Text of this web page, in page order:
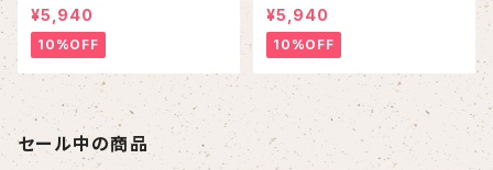
¥5,940
10%OFF
¥5,940
10%OFF
セール中の商品